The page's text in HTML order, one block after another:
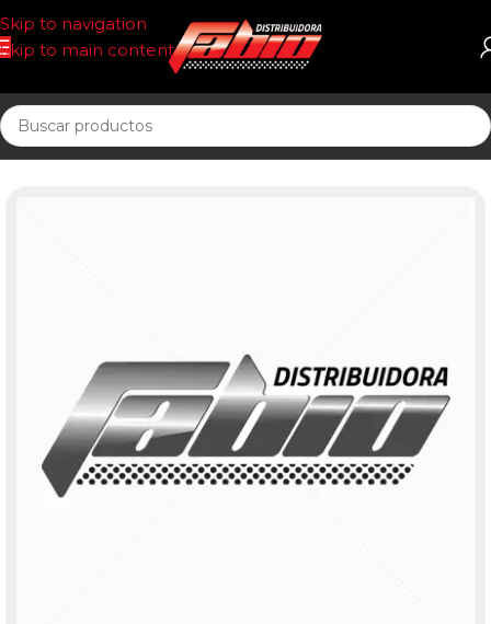
Skip to navigation
Skip to main content
Inicio PASTILLAS DE FRENO